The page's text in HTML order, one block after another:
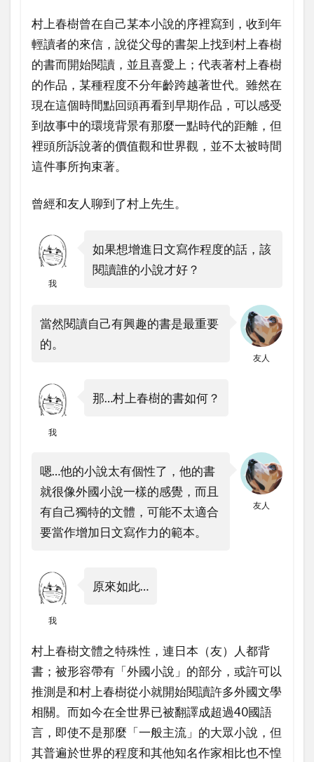
村上春樹曾在自己某本小說的序裡寫到，收到年
輕讀者的來信，說從父母的書架上找到村上春樹
的書而開始閱讀，並且喜愛上；代表著村上春樹
的作品，某種程度不分年齡跨越著世代。雖然在
現在這個時間點回頭再看到早期作品，可以感受
到故事中的環境背景有那麼一點時代的距離，但
裡頭所訴說著的價值觀和世界觀，並不太被時間
這件事所拘束著。
曾經和友人聊到了村上先生。
我
如果想增進日文寫作程度的話，該
閱讀誰的小說才好？
友人
當然閱讀自己有興趣的書是最重要
的。
我
那…村上春樹的書如何？
友人
嗯…他的小說太有個性了，他的書
就很像外國小說一樣的感覺，而且
有自己獨特的文體，可能不太適合
要當作增加日文寫作力的範本。
我
原來如此…
村上春樹文體之特殊性，連日本（友）人都背
書；被形容帶有「外國小說」的部分，或許可以
推測是和村上春樹從小就開始閱讀許多外國文學
相關。而如今在全世界已被翻譯成超過40國語
言，即使不是那麼「一般主流」的大眾小說，但
其普遍於世界的程度和其他知名作家相比也不惶